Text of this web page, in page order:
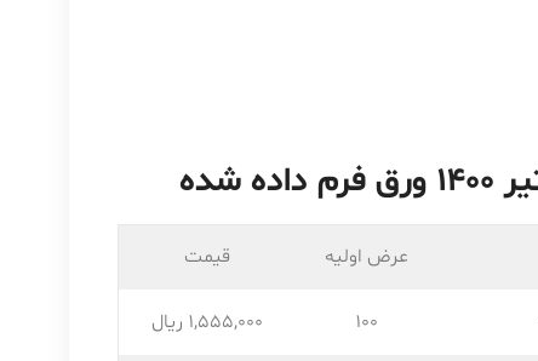
عرض اولیه قیمت
100 1,555,۰۰۰ ریال